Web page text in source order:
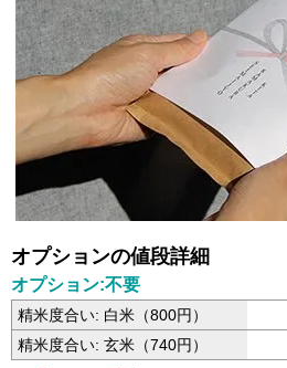
オプションの値段詳細
オプション:不要
精米度合い: 白米（800円）
精米度合い: 玄米（740円）